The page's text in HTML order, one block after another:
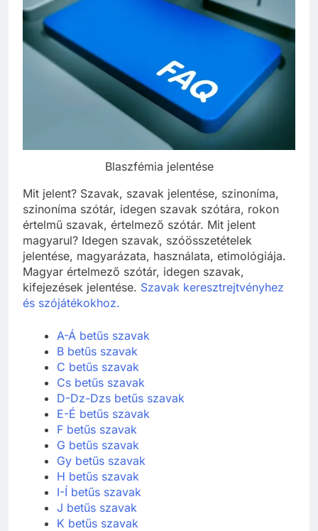
Blaszfémia jelentése
Mit jelent? Szavak, szavak jelentése, szinoníma,
szinoníma szótár, idegen szavak szótára, rokon
értelmű szavak, értelmező szótár. Mit jelent
magyarul? Idegen szavak, szóösszetételek
jelentése, magyarázata, használata, etimológiája.
Magyar értelmező szótár, idegen szavak,
kifejezések jelentése. Szavak keresztrejtvényhez
és szójátékokhoz.
A-Á betűs szavak
B betűs szavak
C betűs szavak
Cs betűs szavak
D-Dz-Dzs betűs szavak
E-É betűs szavak
F betűs szavak
G betűs szavak
Gy betűs szavak
H betűs szavak
I-Í betűs szavak
J betűs szavak
K betűs szavak